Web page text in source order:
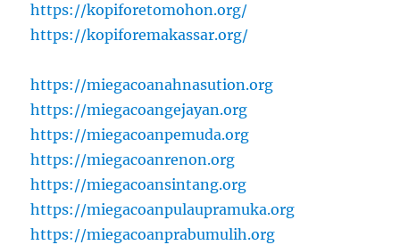
https://kopiforetomohon.org/
https://kopiforemakassar.org/
https://miegacoanahnasution.org
https://miegacoangejayan.org
https://miegacoanpemuda.org
https://miegacoanrenon.org
https://miegacoansintang.org
https://miegacoanpulaupramuka.org
https://miegacoanprabumulih.org